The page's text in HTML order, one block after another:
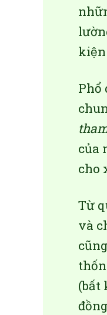
kiện
Phổ
của
cho
Từ
và
(bất